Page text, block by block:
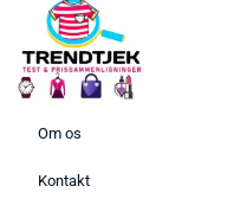
Om os
KontaktBedste Saunatæppe 2025 –
Find de bedste produkter her!